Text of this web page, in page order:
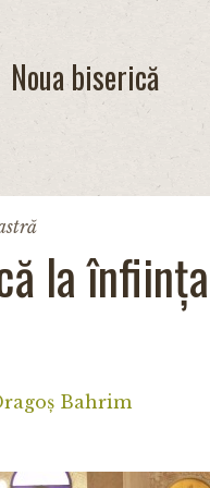
Noua biserică
la
Bahrim